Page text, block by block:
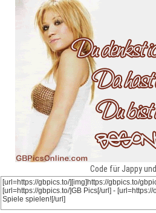
Code für Jappy und